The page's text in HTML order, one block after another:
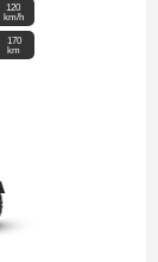
120
km/h
170
km